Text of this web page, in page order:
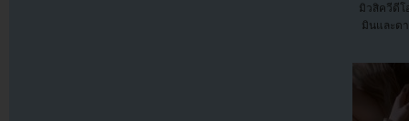
มิวสิควีดีโ
มินและด